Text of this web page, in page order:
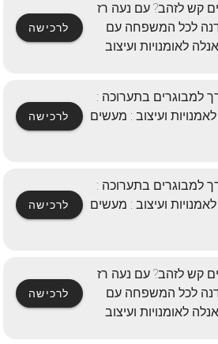
קש לזהב? עם נעה רז
לכל המשפחה עם
לאומנויות ועיצוב
לרכישה
למבוגרים בתערוכה :
ועיצוב : מעשים
לרכישה
למבוגרים בתערוכה :
ועיצוב : מעשים
לרכישה
קש לזהב? עם נעה רז
לכל המשפחה עם
לאומנויות ועיצוב
לרכישה